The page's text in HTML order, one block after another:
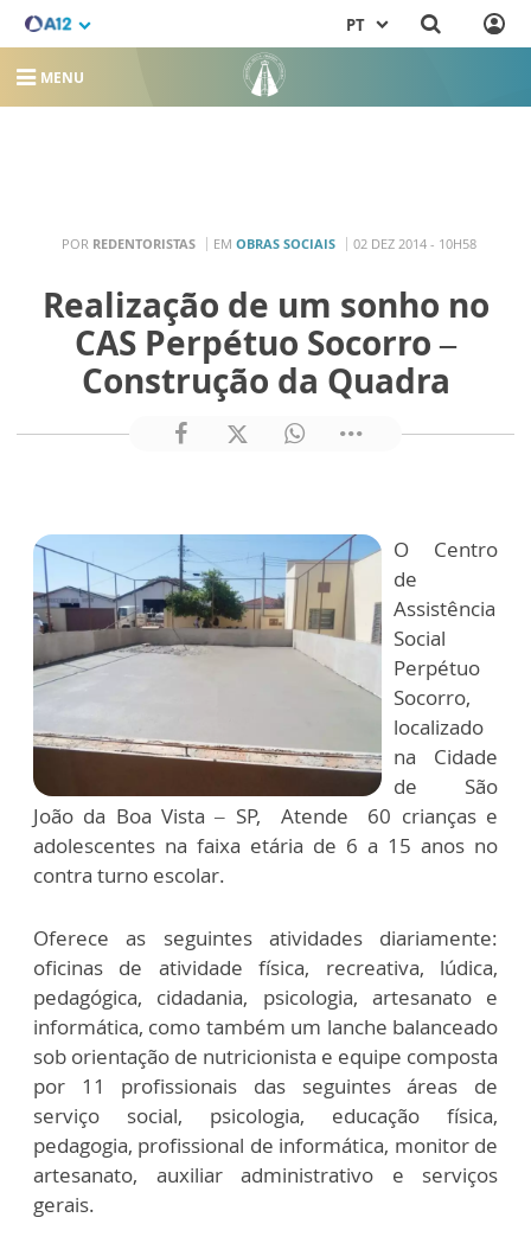
PT
MENU
POR REDENTORISTAS EM OBRAS SOCIAIS 02 DEZ 2014 - 10H58
Realização de um sonho no
CAS Perpétuo Socorro –
Construção da Quadra
O Centro
de
Assistência
Social
Perpétuo
Socorro,
localizado
na Cidade
de São
João da Boa Vista – SP, Atende 60 crianças e
adolescentes na faixa etária de 6 a 15 anos no
contra turno escolar.
Oferece as seguintes atividades diariamente:
oficinas de atividade física, recreativa, lúdica,
pedagógica, cidadania, psicologia, artesanato e
informática, como também um lanche balanceado
sob orientação de nutricionista e equipe composta
por 11 profissionais das seguintes áreas de
serviço social, psicologia, educação física,
pedagogia, profissional de informática, monitor de
artesanato, auxiliar administrativo e serviços
gerais.